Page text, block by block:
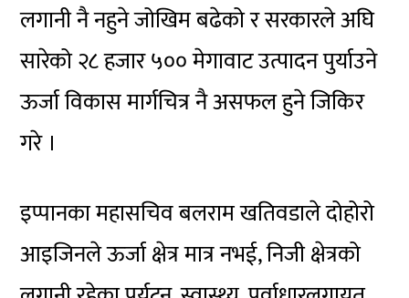
लगानी नै नहुने जोखिम बढेको र सरकारले अघि
सारेको २८ हजार ५०० मेगावाट उत्पादन पुर्याउने
ऊर्जा विकास मार्गचित्र नै असफल हुने जिकिर
गरे ।
इप्पानका महासचिव बलराम खतिवडाले दोहोरो
आइजिनले ऊर्जा क्षेत्र मात्र नभई, निजी क्षेत्रको